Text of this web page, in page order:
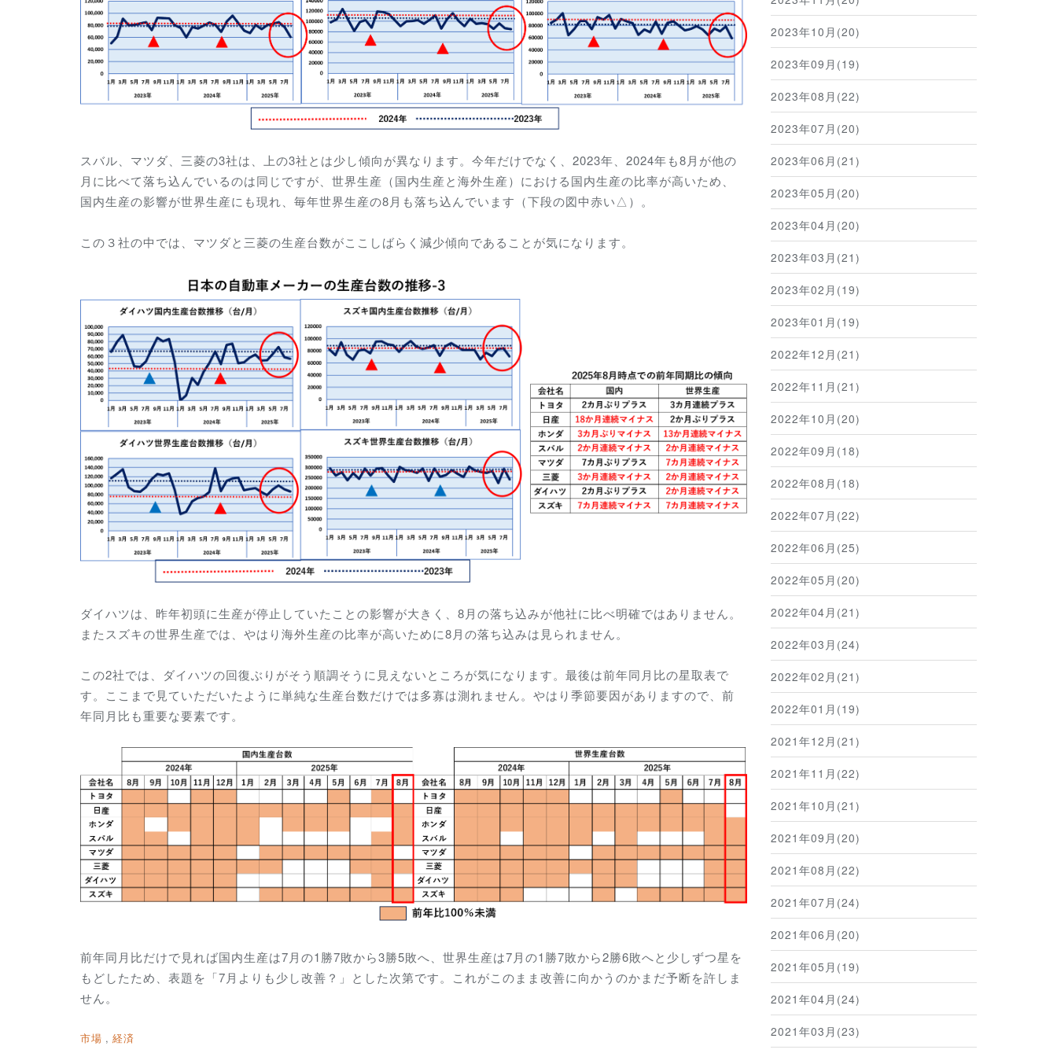
スバル、マツダ、三菱の3社は、上の3社とは少し傾向が異なります。今年だけでなく、2023年、2024年も8月が他の
月に比べて落ち込んでいるのは同じですが、世界生産（国内生産と海外生産）における国内生産の比率が高いため、
国内生産の影響が世界生産にも現れ、 毎年世界生産の8月も落ち込んでいます（下段の図中赤い△）。
この３社の中では、マツダと三菱の生産台数がここしばらく減少傾向であることが気になります。
ダイハツは、昨年初頭に生産が停止していたことの影響が大きく、8月の落ち込みが他社に比べ明確ではありません。
またスズキの世界生産では、やはり海外生産の比率が高いために8月の落ち込みは見られません。
この2社では、ダイハツの回復ぶりがそう順調そうに見えないところが気になります。最後は前年同月比の星取表で
す。ここまで見ていただいたように単純な生産台数だけでは多寡は測れません。やはり季節要因がありますので、前
年同月比も重要な要素です。
前年同月比だけで見れば国内生産は7月の1勝7敗から3勝5敗へ、世界生産は7月の1勝7敗から2勝6敗へと少しずつ星を
もどしたため、表題を「7月よりも少し改善？」とした次第です。これがこのまま改善に向かうのかまだ予断を許しま
せん。
市場 経済
2023年10月(20)
2023年09月(19)
2023年08月(22)
2023年07月(20)
2023年06月(21)
2023年05月(20)
2023年04月(20)
2023年03月(21)
2023年02月(19)
2023年01月(19)
2022年12月(21)
2022年11月(21)
2022年10月(20)
2022年09月(18)
2022年08月(18)
2022年07月(22)
2022年06月(25)
2022年05月(20)
2022年04月(21)
2022年03月(24)
2022年02月(21)
2022年01月(19)
2021年12月(21)
2021年11月(22)
2021年10月(21)
2021年09月(20)
2021年08月(22)
2021年07月(24)
2021年06月(20)
2021年05月(19)
2021年04月(24)
2021年03月(23)